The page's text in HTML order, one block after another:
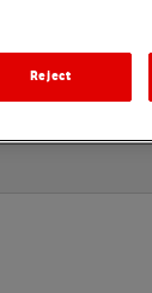
Reject